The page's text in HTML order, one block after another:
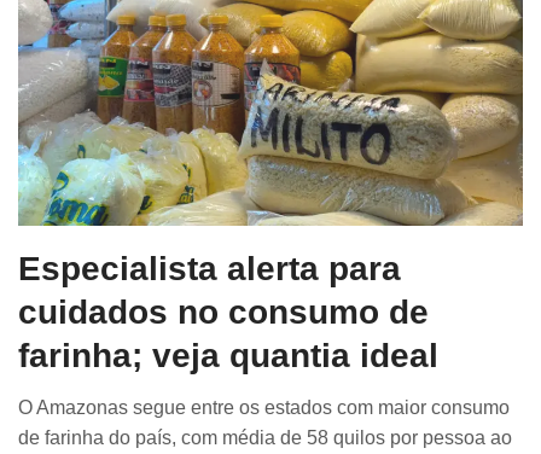
Especialista alerta para
cuidados no consumo de
farinha; veja quantia ideal
O Amazonas segue entre os estados com maior consumo
de farinha do país, com média de 58 quilos por pessoa ao